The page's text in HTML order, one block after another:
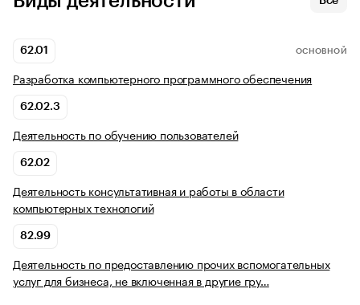
62.01 ОСНОВНОЙ
Разработка компьютерного программного обеспечения
62.02.3
Деятельность по обучению пользователей
62.02
Деятельность консультативная и работы в области
компьютерных технологий
82.99
Деятельность по предоставлению прочих вспомогательных
услуг для бизнеса, не включенная в другие гру…